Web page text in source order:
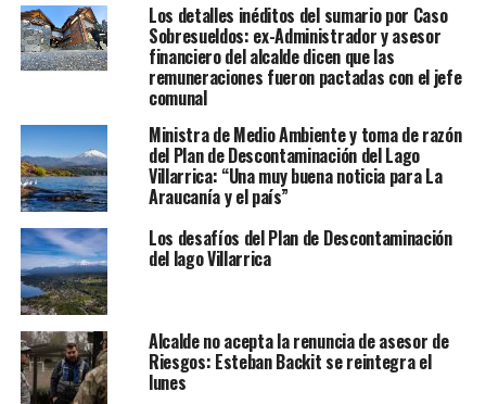
Los detalles inéditos del sumario por Caso
Sobresueldos: ex-Administrador y asesor
financiero del alcalde dicen que las
remuneraciones fueron pactadas con el jefe
comunal
Ministra de Medio Ambiente y toma de razón
del Plan de Descontaminación del Lago
Villarrica: “Una muy buena noticia para La
Araucanía y el país”
Los desafíos del Plan de Descontaminación
del lago Villarrica
Alcalde no acepta la renuncia de asesor de
Riesgos: Esteban Backit se reintegra el
lunes